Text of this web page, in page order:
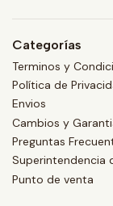
Categorías
Terminos y
Política de
Envios
Cambios y
Preguntas
Superintendencia
Punto de venta